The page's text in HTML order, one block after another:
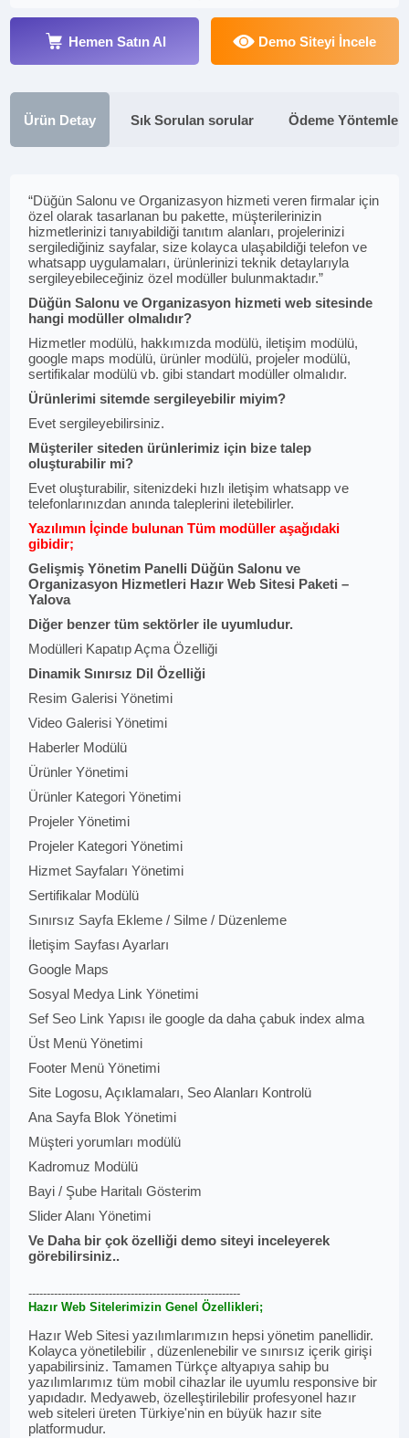
Hemen Satın Al Demo Siteyi İncele
Ürün Detay Sık Sorulan sorular Ödeme Yöntemleri
“Düğün Salonu ve Organizasyon hizmeti veren firmalar için
özel olarak tasarlanan bu pakette, müşterilerinizin
hizmetlerinizi tanıyabildiği tanıtım alanları, projelerinizi
sergilediğiniz sayfalar, size kolayca ulaşabildiği telefon ve
whatsapp uygulamaları, ürünlerinizi teknik detaylarıyla
sergileyebileceğiniz özel modüller bulunmaktadır.”
Düğün Salonu ve Organizasyon hizmeti web sitesinde
hangi modüller olmalıdır?
Hizmetler modülü, hakkımızda modülü, iletişim modülü,
google maps modülü, ürünler modülü, projeler modülü,
sertifikalar modülü vb. gibi standart modüller olmalıdır.
Ürünlerimi sitemde sergileyebilir miyim?
Evet sergileyebilirsiniz.
Müşteriler siteden ürünlerimiz için bize talep
oluşturabilir mi?
Evet oluşturabilir, sitenizdeki hızlı iletişim whatsapp ve
telefonlarınızdan anında taleplerini iletebilirler.
Yazılımın İçinde bulunan Tüm modüller aşağıdaki
gibidir;
Gelişmiş Yönetim Panelli Düğün Salonu ve
Organizasyon Hizmetleri Hazır Web Sitesi Paketi –
Yalova
Diğer benzer tüm sektörler ile uyumludur.
Modülleri Kapatıp Açma Özelliği
Dinamik Sınırsız Dil Özelliği
Resim Galerisi Yönetimi
Video Galerisi Yönetimi
Haberler Modülü
Ürünler Yönetimi
Ürünler Kategori Yönetimi
Projeler Yönetimi
Projeler Kategori Yönetimi
Hizmet Sayfaları Yönetimi
Sertifikalar Modülü
Sınırsız Sayfa Ekleme / Silme / Düzenleme
İletişim Sayfası Ayarları
Google Maps
Sosyal Medya Link Yönetimi
Sef Seo Link Yapısı ile google da daha çabuk index alma
Üst Menü Yönetimi
Footer Menü Yönetimi
Site Logosu, Açıklamaları, Seo Alanları Kontrolü
Ana Sayfa Blok Yönetimi
Müşteri yorumları modülü
Kadromuz Modülü
Bayi / Şube Haritalı Gösterim
Slider Alanı Yönetimi
Ve Daha bir çok özelliği demo siteyi inceleyerek
görebilirsiniz..
----------------------------------------------------------
Hazır Web Sitelerimizin Genel Özellikleri;
Hazır Web Sitesi yazılımlarımızın hepsi yönetim panellidir.
Kolayca yönetilebilir , düzenlenebilir ve sınırsız içerik girişi
yapabilirsiniz. Tamamen Türkçe altyapıya sahip bu
yazılımlarımız tüm mobil cihazlar ile uyumlu responsive bir
yapıdadır. Medyaweb, özelleştirilebilir profesyonel hazır
web siteleri üreten Türkiye'nin en büyük hazır site
platformudur.